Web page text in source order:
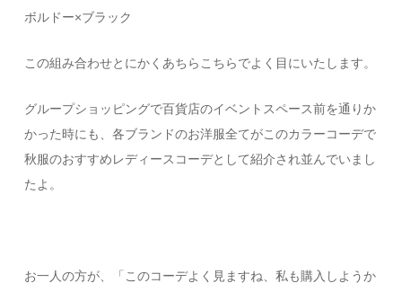
ボルドー×ブラック
この組み合わせとにかくあちらこちらでよく目にいたします。
グループショッピングで百貨店のイベントスペース前を通りか
かった時にも、各ブランドのお洋服全てがこのカラーコーデで
秋服のおすすめレディースコーデとして紹介され並んでいまし
たよ。
お一人の方が、「このコーデよく見ますね、私も購入しようか